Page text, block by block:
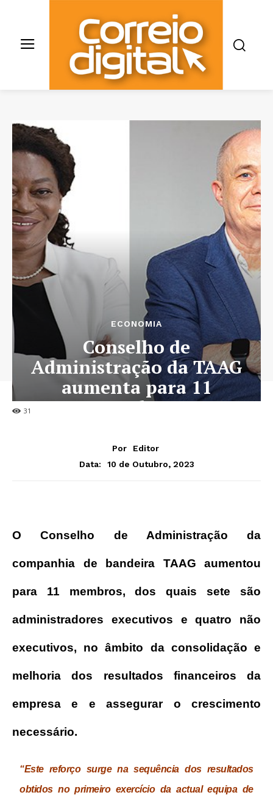
31
ECONOMIA
Conselho de
Administração da TAAG
aumenta para 11
membros
Por
Editor
Data:
10 de Outubro, 2023
O Conselho de Administração da
companhia de bandeira TAAG aumentou
para 11 membros, dos quais sete são
administradores executivos e quatro não
executivos, no âmbito da consolidação e
melhoria dos resultados financeiros da
empresa e e assegurar o crescimento
necessário.
“Este reforço surge na sequência dos resultados
obtidos no primeiro exercício da actual equipa de